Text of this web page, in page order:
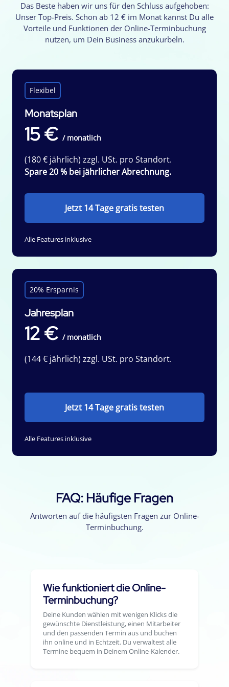
Das Beste haben wir uns für den Schluss aufgehoben:
Unser Top-Preis. Schon ab 12 € im Monat kannst Du alle
Vorteile und Funktionen der Online-Terminbuchung
nutzen, um Dein Business anzukurbeln.
Flexibel
Monatsplan
15 € / monatlich
(180 € jährlich) zzgl. USt. pro Standort.
Spare 20 % bei jährlicher Abrechnung.
Jetzt 14 Tage gratis testen
Alle Features inklusive
20% Ersparnis
Jahresplan
12 € / monatlich
(144 € jährlich) zzgl. USt. pro Standort.
Jetzt 14 Tage gratis testen
Alle Features inklusive
FAQ: Häufige Fragen
Antworten auf die häufigsten Fragen zur Online-
Terminbuchung.
Wie funktioniert die Online-
Terminbuchung?
Deine Kunden wählen mit wenigen Klicks die
gewünschte Dienstleistung, einen Mitarbeiter
und den passenden Termin aus und buchen
ihn online und in Echtzeit. Du verwaltest alle
Termine bequem in Deinem Online-Kalender.